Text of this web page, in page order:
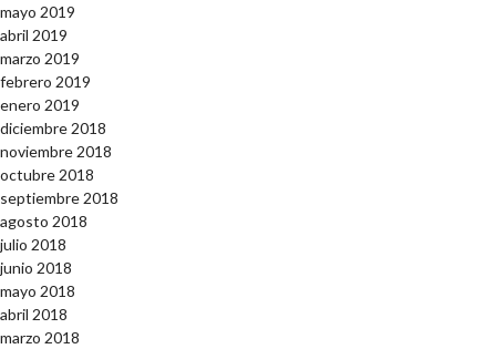
mayo 2019
abril 2019
marzo 2019
febrero 2019
enero 2019
diciembre 2018
noviembre 2018
octubre 2018
septiembre 2018
agosto 2018
julio 2018
junio 2018
mayo 2018
abril 2018
marzo 2018